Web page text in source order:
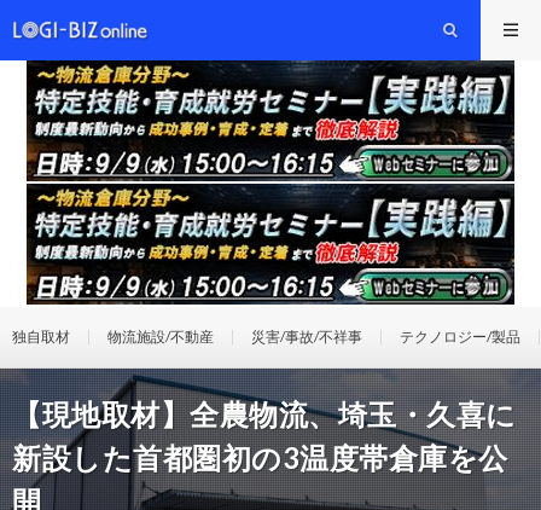
独自取材 物流施設/不動産 災害/事故/不祥事 テクノロジー/製品
【現地取材】全農物流、埼玉・久喜に
新設した首都圏初の3温度帯倉庫を公
開